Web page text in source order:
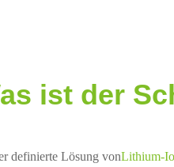
ist der
definierte Lösung vonLithium-